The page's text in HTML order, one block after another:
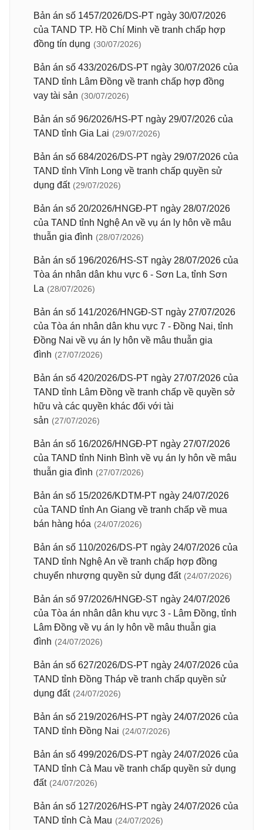
Bản án số 1457/2026/DS-PT ngày 30/07/2026
của TAND TP. Hồ Chí Minh về tranh chấp hợp
đồng tín dụng (30/07/2026)
Bản án số 433/2026/DS-PT ngày 30/07/2026 của
TAND tỉnh Lâm Đồng về tranh chấp hợp đồng
vay tài sản (30/07/2026)
Bản án số 96/2026/HS-PT ngày 29/07/2026 của
TAND tỉnh Gia Lai (29/07/2026)
Bản án số 684/2026/DS-PT ngày 29/07/2026 của
TAND tỉnh Vĩnh Long về tranh chấp quyền sử
dụng đất (29/07/2026)
Bản án số 20/2026/HNGĐ-PT ngày 28/07/2026
của TAND tỉnh Nghệ An về vụ án ly hôn về mâu
thuẫn gia đình (28/07/2026)
Bản án số 196/2026/HS-ST ngày 28/07/2026 của
Tòa án nhân dân khu vực 6 - Sơn La, tỉnh Sơn
La (28/07/2026)
Bản án số 141/2026/HNGĐ-ST ngày 27/07/2026
của Tòa án nhân dân khu vực 7 - Đồng Nai, tỉnh
Đồng Nai về vụ án ly hôn về mâu thuẫn gia
đình (27/07/2026)
Bản án số 420/2026/DS-PT ngày 27/07/2026 của
TAND tỉnh Lâm Đồng về tranh chấp về quyền sở
hữu và các quyền khác đối với tài
sản (27/07/2026)
Bản án số 16/2026/HNGĐ-PT ngày 27/07/2026
của TAND tỉnh Ninh Bình về vụ án ly hôn về mâu
thuẫn gia đình (27/07/2026)
Bản án số 15/2026/KDTM-PT ngày 24/07/2026
của TAND tỉnh An Giang về tranh chấp về mua
bán hàng hóa (24/07/2026)
Bản án số 110/2026/DS-PT ngày 24/07/2026 của
TAND tỉnh Nghệ An về tranh chấp hợp đồng
chuyển nhượng quyền sử dụng đất (24/07/2026)
Bản án số 97/2026/HNGĐ-ST ngày 24/07/2026
của Tòa án nhân dân khu vực 3 - Lâm Đồng, tỉnh
Lâm Đồng về vụ án ly hôn về mâu thuẫn gia
đình (24/07/2026)
Bản án số 627/2026/DS-PT ngày 24/07/2026 của
TAND tỉnh Đồng Tháp về tranh chấp quyền sử
dụng đất (24/07/2026)
Bản án số 219/2026/HS-PT ngày 24/07/2026 của
TAND tỉnh Đồng Nai (24/07/2026)
Bản án số 499/2026/DS-PT ngày 24/07/2026 của
TAND tỉnh Cà Mau về tranh chấp quyền sử dụng
đất (24/07/2026)
Bản án số 127/2026/HS-PT ngày 24/07/2026 của
TAND tỉnh Cà Mau (24/07/2026)